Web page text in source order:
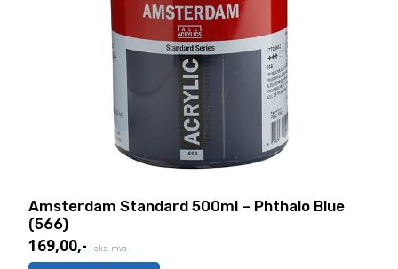
Amsterdam Standard 500ml – Phthalo Blue
(566)
169,00,- eks. mva.